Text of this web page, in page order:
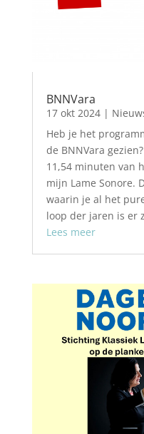
BNNVara
17 okt 2024|
Heb je het
de BNNVara
11,54 minuten van
mijn Lame Sonore.
waarin je al het
loop der jaren is er
Lees meer